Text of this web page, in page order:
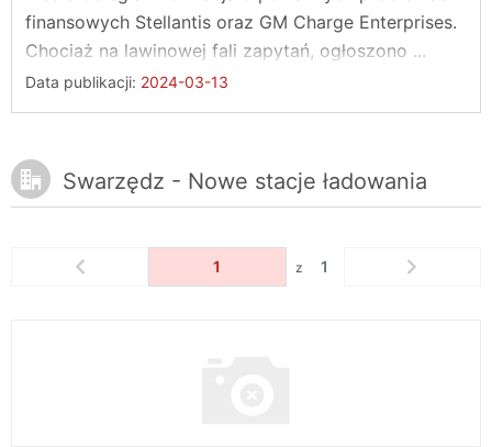
finansowych Stellantis oraz GM Charge Enterprises.
Chociaż na lawinowej fali zapytań, ogłoszono ...
Data publikacji: 2024-03-13
Swarzędz - Nowe stacje ładowania
1 z 1